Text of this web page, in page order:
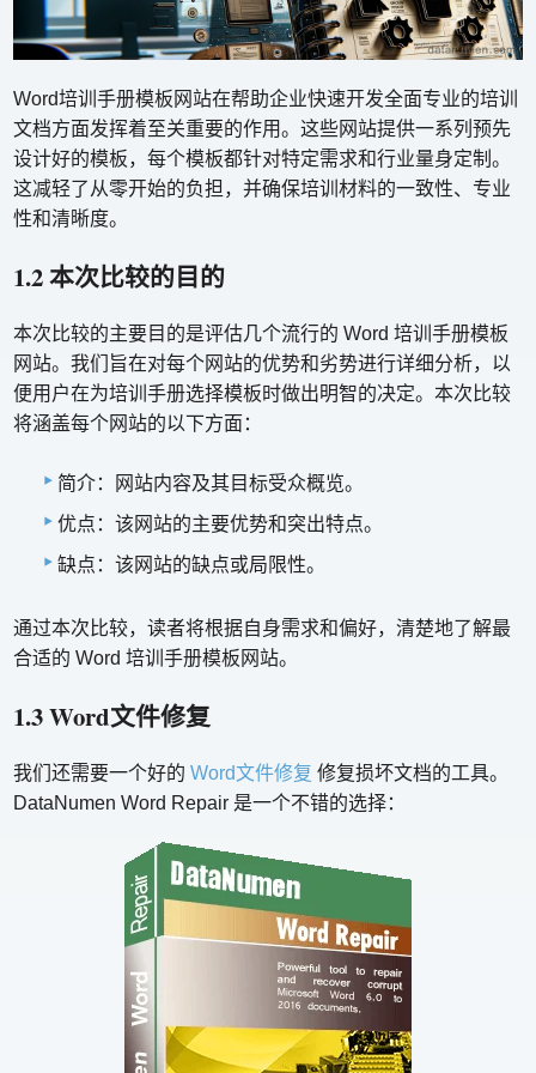
Word培训手册模板网站在帮助企业快速开发全面专业的培训
文档方面发挥着至关重要的作用。这些网站提供一系列预先
设计好的模板，每个模板都针对特定需求和行业量身定制。
这减轻了从零开始的负担，并确保培训材料的一致性、专业
性和清晰度。
1.2 本次比较的目的
本次比较的主要目的是评估几个流行的 Word 培训手册模板
网站。我们旨在对每个网站的优势和劣势进行详细分析，以
便用户在为培训手册选择模板时做出明智的决定。本次比较
将涵盖每个网站的以下方面：
简介：网站内容及其目标受众概览。
优点：该网站的主要优势和突出特点。
缺点：该网站的缺点或局限性。
通过本次比较，读者将根据自身需求和偏好，清楚地了解最
合适的 Word 培训手册模板网站。
1.3 Word文件修复
我们还需要一个好的Word文件修复 修复损坏文档的工具。
DataNumen Word Repair 是一个不错的选择：